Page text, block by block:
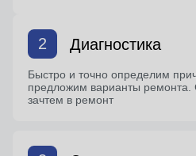
2 Диагностика
Быстро и точно определим
предложим варианты ремонта.
зачтем в ремонт